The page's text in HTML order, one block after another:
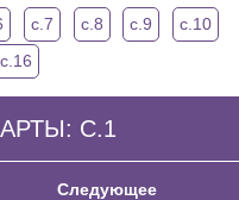
с.7 с.8 с.9
с.10
с.16
С.1
Следующее